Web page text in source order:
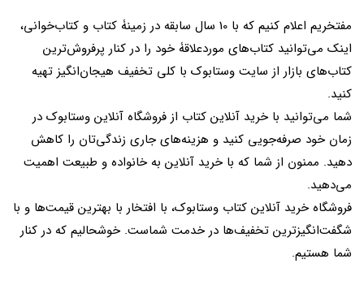
مفتخریم اعلام کنیم که با 10 سال سابقه در زمینۀ کتاب و کتاب‌خوانی،
اینک می‌توانید کتاب‌های موردعلاقۀ خود را در کنار پرفروش‌ترین
کتاب‌های بازار از سایت وستابوک با کلی تخفیف هیجان‌انگیز تهیه
کنید.
شما می‌توانید با خرید آنلاین کتاب از فروشگاه آنلاین وستابوک در
زمان خود صرفه‌جویی کنید و هزینه‌های جاری زندگی‌تان را کاهش
دهید. ممنون از شما که با خرید آنلاین به خانواده و طبیعت اهمیت
می‌دهید.
فروشگاه خرید آنلاین کتاب وستابوک، با افتخار با بهترین قیمت‌ها و با
شگفت‌انگیزترین تخفیف‌ها در خدمت شماست. خوشحالیم که در کنار
شما هستیم.